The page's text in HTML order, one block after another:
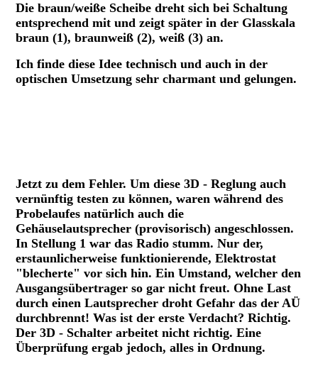
Die braun/weiße Scheibe dreht sich bei Schaltung
entsprechend mit und zeigt später in der Glasskala
braun (1), braunweiß (2), weiß (3) an.
Ich finde diese Idee technisch und auch in der
optischen Umsetzung sehr charmant und gelungen.
Jetzt zu dem Fehler. Um diese 3D - Reglung auch
vernünftig testen zu können, waren während des
Probelaufes natürlich auch die
Gehäuselautsprecher (provisorisch) angeschlossen.
In Stellung 1 war das Radio stumm. Nur der,
erstaunlicherweise funktionierende, Elektrostat
"blecherte" vor sich hin. Ein Umstand, welcher den
Ausgangsübertrager so gar nicht freut. Ohne Last
durch einen Lautsprecher droht Gefahr das der AÜ
durchbrennt! Was ist der erste Verdacht? Richtig.
Der 3D - Schalter arbeitet nicht richtig. Eine
Überprüfung ergab jedoch, alles in Ordnung.